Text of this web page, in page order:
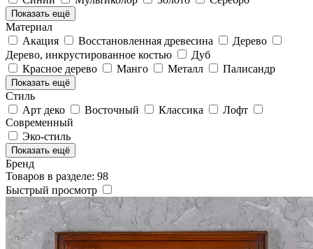
Показать ещё
Материал
Акация
Восстановленная древесина
Дерево
Дерево, инкрустированное костью
Дуб
Красное дерево
Манго Металл Палисандр
Показать ещё
Стиль
Арт деко
Восточный Классика
Лофт
Современный
Эко-стиль
Показать ещё
Бренд
Товаров в разделе: 98
Быстрый просмотр